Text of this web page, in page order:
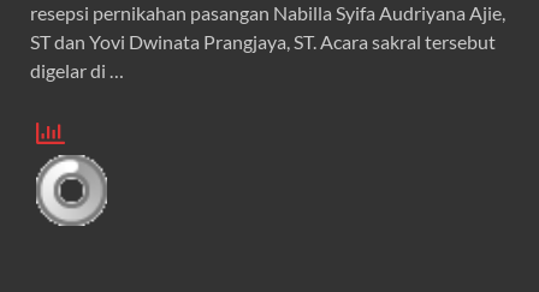
resepsi pernikahan pasangan Nabilla Syifa Audriyana Ajie,
ST dan Yovi Dwinata Prangjaya, ST. Acara sakral tersebut
digelar di …